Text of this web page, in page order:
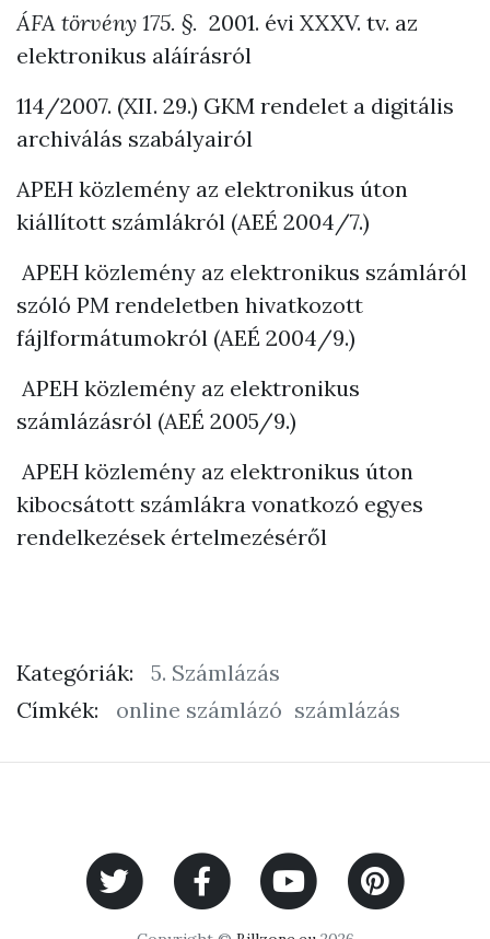
ÁFA törvény 175. §. 2001. évi XXXV. tv. az
elektronikus aláírásról
114/2007. (XII. 29.) GKM rendelet a digitális
archiválás szabályairól
APEH közlemény az elektronikus úton
kiállított számlákról (AEÉ 2004/7.)
APEH közlemény az elektronikus számláról
szóló PM rendeletben hivatkozott
fájlformátumokról (AEÉ 2004/9.)
APEH közlemény az elektronikus
számlázásról (AEÉ 2005/9.)
APEH közlemény az elektronikus úton
kibocsátott számlákra vonatkozó egyes
rendelkezések értelmezéséről
Kategóriák:
5. Számlázás
Címkék:
online számlázó számlázás